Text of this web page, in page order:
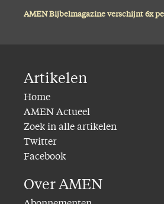
AMEN Bijbelmagazine verschijnt 6x
Artikelen
Home
AMEN Actueel
Zoek in alle artikelen
Twitter
Facebook
Over AMEN